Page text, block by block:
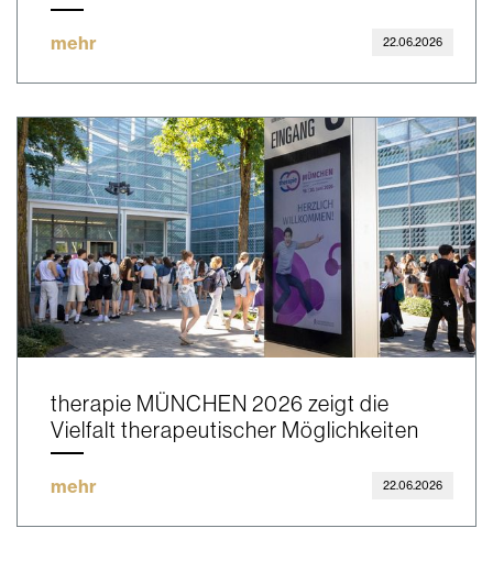
mehr 22.06.2026
therapie MÜNCHEN 2026 zeigt die
Vielfalt therapeutischer Möglichkeiten
mehr 22.06.2026